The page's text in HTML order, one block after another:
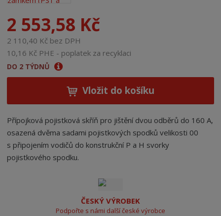
2 553,58 Kč
2 110,40 Kč bez DPH
10,16 Kč PHE - poplatek za recyklaci
DO 2 TÝDNŮ
Vložit do košíku
Přípojková pojistková skříň pro jištění dvou odběrů do 160 A,
osazená dvěma sadami pojistkových spodků velikosti 00
s připojením vodičů do konstrukční P a H svorky
pojistkového spodku.
ČESKÝ VÝROBEK
Podpořte s námi další české výrobce